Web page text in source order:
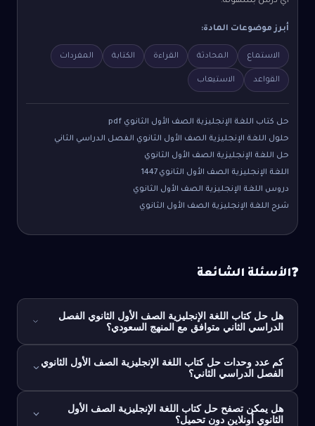
أبرز موضوعات المادة:
الاستماع المحادثة القراءة الكتابة المفردات
القواعد الاستيعاب
حل كتاب اللغة الإنجليزية الصف الأول الثانوي pdf
حلول اللغة الإنجليزية الصف الأول الثانوي الفصل الدراسي الثاني
حل اللغة الإنجليزية الصف الأول الثانوي
اللغة الإنجليزية الصف الأول الثانوي 1447
دروس اللغة الإنجليزية الصف الأول الثانوي
شرح اللغة الإنجليزية الصف الأول الثانوي
❓ الأسئلة الشائعة
هل حل كتاب اللغة الإنجليزية الصف الأول الثانوي الفصل
الدراسي الثاني متوافق مع المنهج السعودي؟
كم عدد وحدات حل كتاب اللغة الإنجليزية الصف الأول الثانوي
الفصل الدراسي الثاني؟
هل يمكن تصفح حل كتاب اللغة الإنجليزية الصف الأول
الثانوي أونلاين دون تحميل؟